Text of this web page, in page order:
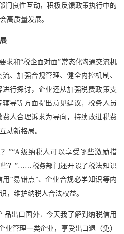
门良性互动，积极反馈政策执行中的
高质量发展。
求和“税企面对面”常态化沟通交流机
、加强合规管理、健全内控机制、
行探讨，企业还从加强税费政策支
导等方面提出意见建议，税务人员
人合理诉求为导向，持续改进税费
动新格局。
”“A级纳税人可以享受哪些激励措
些？”……税务部门还开设了税法知识
“易错点”、企业合规必学知识等内
，维护纳税人合法权益。
品出口国外，今天我了解到纳税信用
业管理一类企业，享受出口退（免）